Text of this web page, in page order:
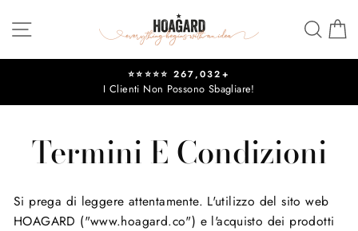
direttamenteNavigazione del sito
Metti
presentazione
⭐⭐⭐⭐⭐ 267,032+
I Clienti Non Possono Sbagliare!
Termini E Condizioni
Si prega di leggere attentamente. L'utilizzo del sito web
HOAGARD ("www.hoagard.co") e l'acquisto dei prodotti